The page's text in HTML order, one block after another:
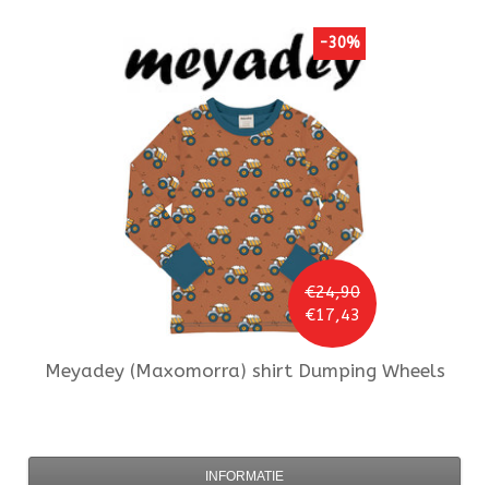
€24,90
€17,43
-30%
Meyadey (Maxomorra) shirt Dumping Wheels
INFORMATIE